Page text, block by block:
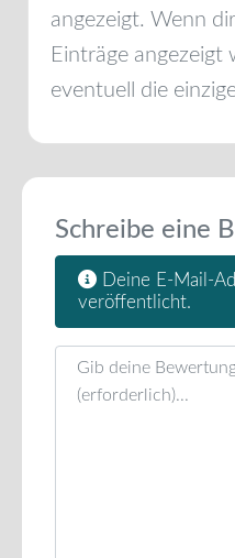
angezeigt. Wenn
Einträge angezeigt
eventuell die
Schreibe eine
Deine E-Mail-
veröffentlicht.
Rezensionstext